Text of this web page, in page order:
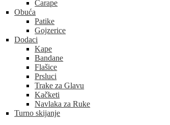
Čarape
Obuća
Patike
Gojzerice
Dodaci
Kape
Bandane
Flašice
Prsluci
Trake za Glavu
Kačketi
Navlaka za Ruke
Turno skijanje